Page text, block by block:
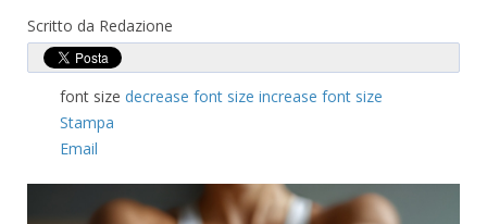
Scritto da Redazione
font size decrease font size increase font size
Stampa
Email